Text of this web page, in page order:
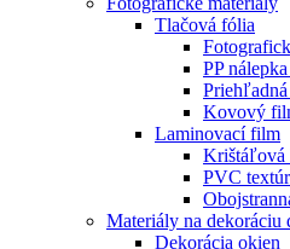
Tlačová fólia
PP
Kovový
Laminovací film
Krištáľová
PVC
Materiály na dekoráciu
Dekorácia okien